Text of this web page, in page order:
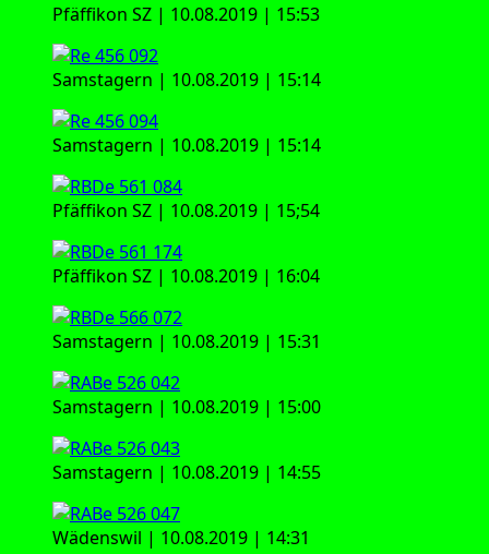
Pfäf­fi­kon SZ | 10.08.2019 | 15:53
Sams­ta­gern | 10.08.2019 | 15:14
Sams­ta­gern | 10.08.2019 | 15:14
Pfäf­fi­kon SZ | 10.08.2019 | 15;54
Pfäf­fi­kon SZ | 10.08.2019 | 16:04
Sams­ta­gern | 10.08.2019 | 15:31
Sams­ta­gern | 10.08.2019 | 15:00
Sams­ta­gern | 10.08.2019 | 14:55
Wädens­wil | 10.08.2019 | 14:31